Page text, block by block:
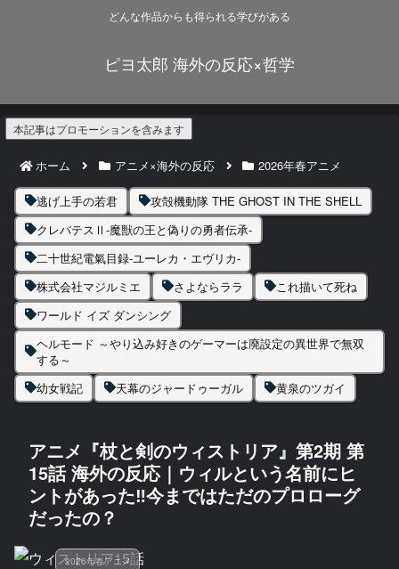
どんな作品からも得られる学びがある
ピヨ太郎 海外の反応×哲学
本記事はプロモーションを含みます
ホーム アニメ×海外の反応 2026年春アニメ
逃げ上手の若君
攻殻機動隊 THE GHOST IN THE SHELL
クレバテスⅡ-魔獣の王と偽りの勇者伝承-
二十世紀電氣目録-ユーレカ・エヴリカ-
株式会社マジルミエ
さよならララ
これ描いて死ね
ワールド イズ ダンシング
ヘルモード ～やり込み好きのゲーマーは廃設定の異世界で無双
する～
幼女戦記
天幕のジャードゥーガル 黄泉のツガイ
アニメ『杖と剣のウィストリア』第2期 第
15話 海外の反応｜ウィルという名前にヒ
ントがあった‼今まではただのプロローグ
だったの？
2026年春アニメ